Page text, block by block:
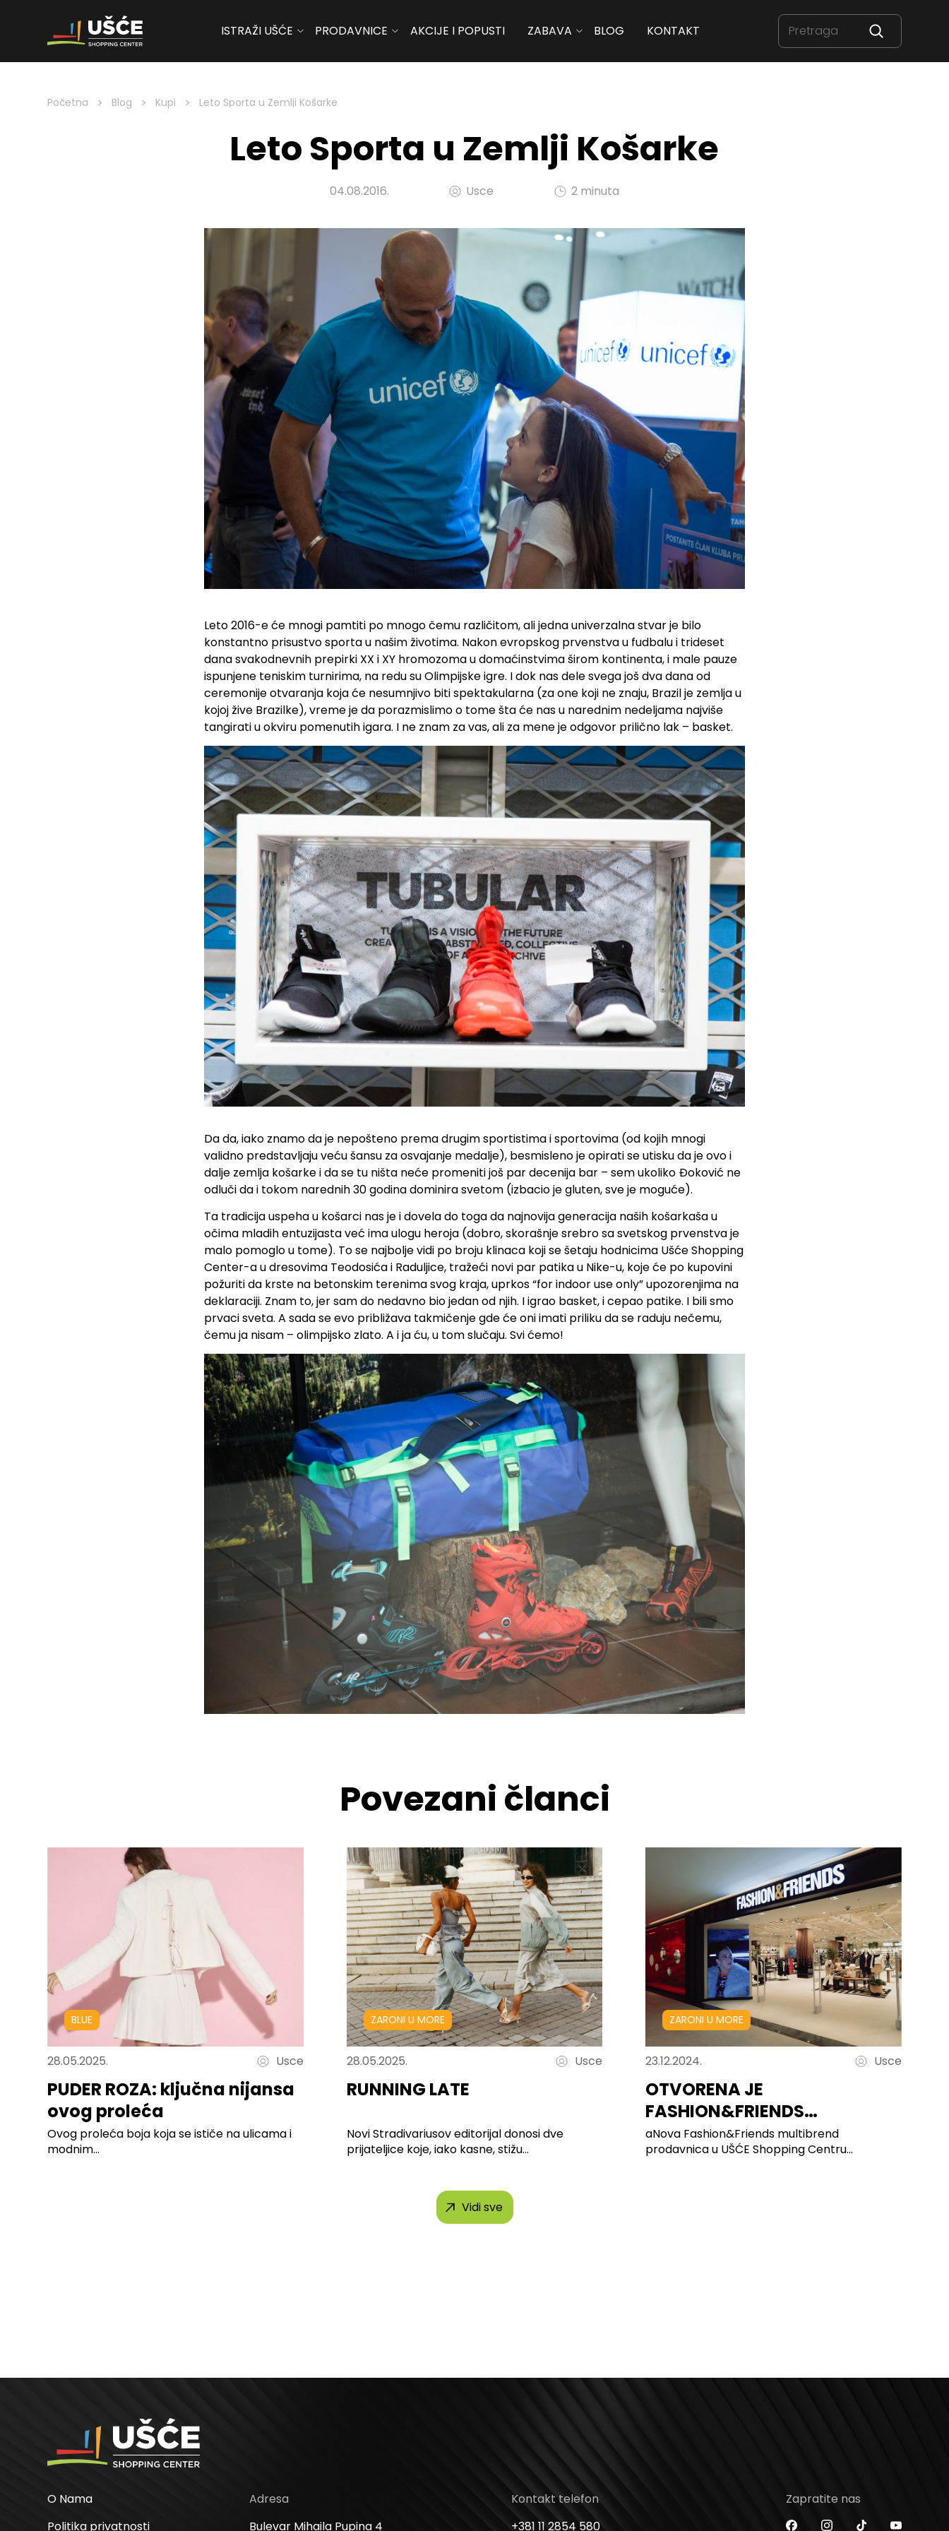
Skip to content
ISTRAŽI UŠĆE PRODAVNICE AKCIJE I POPUSTI ZABAVA BLOG KONTAKT
Početna > Blog > Kupi > Leto Sporta u Zemlji Košarke
Leto Sporta u Zemlji Košarke
04.08.2016. Usce 2 minuta
Leto 2016-e će mnogi pamtiti po mnogo čemu različitom, ali jedna univerzalna stvar je bilo
konstantno prisustvo sporta u našim životima. Nakon evropskog prvenstva u fudbalu i trideset
dana svakodnevnih prepirki XX i XY hromozoma u domaćinstvima širom kontinenta, i male pauze
ispunjene teniskim turnirima, na redu su Olimpijske igre. I dok nas dele svega još dva dana od
ceremonije otvaranja koja će nesumnjivo biti spektakularna (za one koji ne znaju, Brazil je zemlja u
kojoj žive Brazilke), vreme je da porazmislimo o tome šta će nas u narednim nedeljama najviše
tangirati u okviru pomenutih igara. I ne znam za vas, ali za mene je odgovor prilično lak – basket.
Da da, iako znamo da je nepošteno prema drugim sportistima i sportovima (od kojih mnogi
validno predstavljaju veću šansu za osvajanje medalje), besmisleno je opirati se utisku da je ovo i
dalje zemlja košarke i da se tu ništa neće promeniti još par decenija bar – sem ukoliko Đoković ne
odluči da i tokom narednih 30 godina dominira svetom (izbacio je gluten, sve je moguće).
Ta tradicija uspeha u košarci nas je i dovela do toga da najnovija generacija naših košarkaša u
očima mladih entuzijasta već ima ulogu heroja (dobro, skorašnje srebro sa svetskog prvenstva je
malo pomoglo u tome). To se najbolje vidi po broju klinaca koji se šetaju hodnicima Ušće Shopping
Center-a u dresovima Teodosića i Raduljice, tražeći novi par patika u Nike-u, koje će po kupovini
požuriti da krste na betonskim terenima svog kraja, uprkos “for indoor use only” upozorenjima na
deklaraciji. Znam to, jer sam do nedavno bio jedan od njih. I igrao basket, i cepao patike. I bili smo
prvaci sveta. A sada se evo približava takmičenje gde će oni imati priliku da se raduju nečemu,
čemu ja nisam – olimpijsko zlato. A i ja ću, u tom slučaju. Svi ćemo!
Povezani članci
BLUE
28.05.2025. Usce
PUDER ROZA: ključna nijansa
ovog proleća
Ovog proleća boja koja se ističe na ulicama i
modnim...
ZARONI U MORE
28.05.2025. Usce
RUNNING LATE
Novi Stradivariusov editorijal donosi dve
prijateljice koje, iako kasne, stižu...
ZARONI U MORE
23.12.2024. Usce
OTVORENA JE
FASHION&FRIENDS
PRODAVNICA U UŠĆU SC NA…
aNova Fashion&Friends multibrend
prodavnica u UŠĆE Shopping Centru
Vidi sve
O Nama
Politika privatnosti
Adresa
Bulevar Mihaila Pupina 4
Kontakt telefon
+381 11 2854 580
Zapratite nas